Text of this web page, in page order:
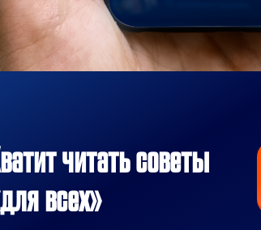
читать советы
всех»